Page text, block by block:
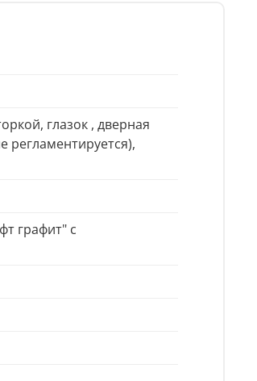
глазок , дверная
регламентируется),
графит" с